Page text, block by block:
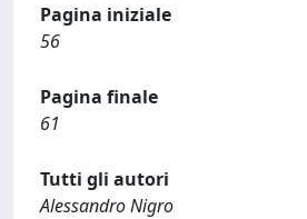
Pagina iniziale
56
Pagina finale
61
Tutti gli autori
Alessandro Nigro